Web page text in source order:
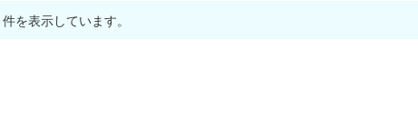
件を表示しています。